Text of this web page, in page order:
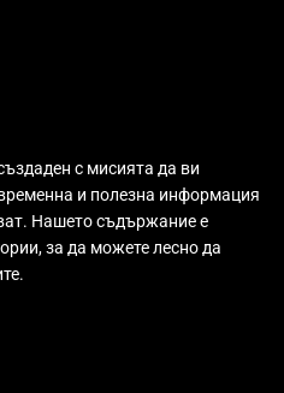
с мисията да ви
и полезна информация
Нашето съдържание е
за да можете лесно да